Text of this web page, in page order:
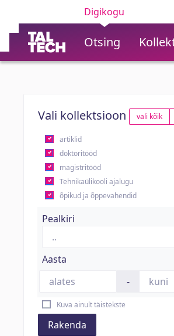
Digikogu
Otsing
Vali kollektsioon vali kõik
artiklid
doktoritööd
magistritööd
Tehnikaülikooli ajalugu
õpikud ja õppevahendid
Pealkiri
Aasta
-
Kuva ainult täistekste
Rakenda